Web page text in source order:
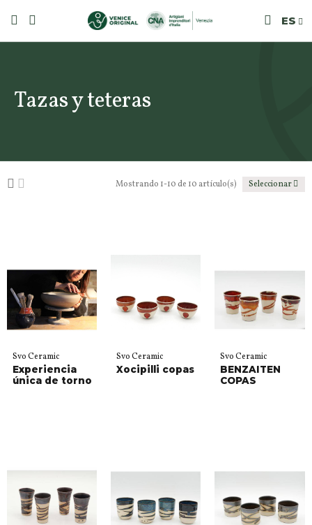
ES
Tazas y teteras
Mostrando 1-10 de 10 artículo(s) Seleccionar
Svo Ceramic
Experiencia
única de torno
Svo Ceramic
Xocipilli copas
Svo Ceramic
BENZAITEN
COPAS